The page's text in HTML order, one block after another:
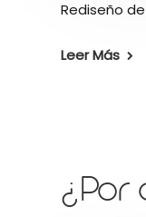
Rediseño
Leer Más